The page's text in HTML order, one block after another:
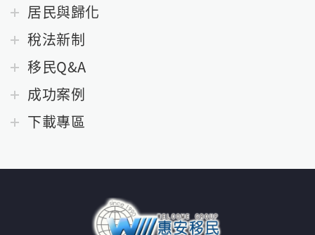
居民與歸化
稅法新制
移民Q&A
成功案例
下載專區